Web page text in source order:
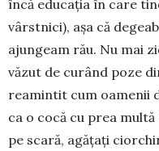
încă educația în care
vârstnici), așa că
ajungeam rău. Nu mai
văzut de curând poze
reamintit cum oamenii
ca o cocă cu prea
pe scară, agățați